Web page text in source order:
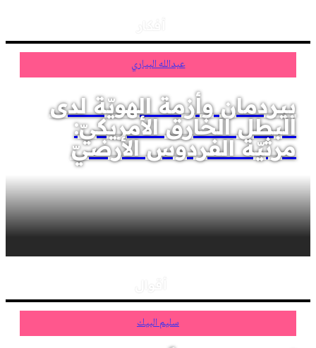
عبدالله البياري
بيردمان وأزمة الهويّة لدى
البطل الخارق الأمريكيّ:
مرثيّة الفردوس الأرضيّ
سليم البيك